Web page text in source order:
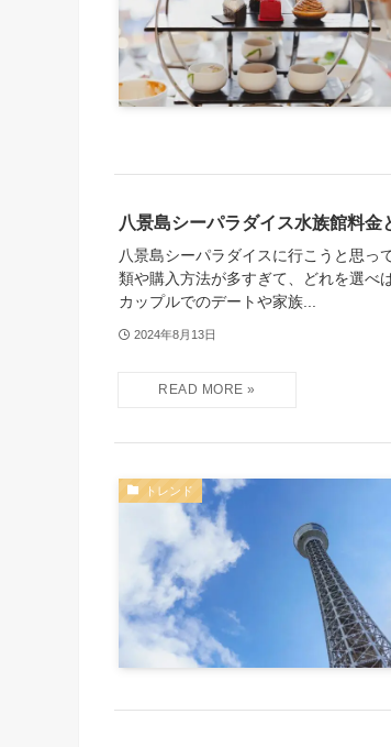
八景島シーパラダイス水族館料
八景島シーパラダイスに行こうと思っ
類や購入方法が多すぎて、どれを選べ
カップルでのデートや家族...
2024年8月13日
トレンド